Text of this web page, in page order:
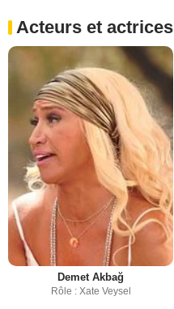
Acteurs et actrices
Demet Akbağ
Rôle : Xate Veysel